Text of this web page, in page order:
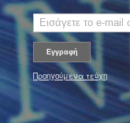
Προηγούμενα τεύχη